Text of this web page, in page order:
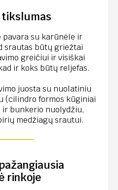
pavara su karūnėle ir
srautas būtų griežtai
greičiui ir visiškai
ir koks būtų reljefas.
juosta su nuolatiniu
(cilindro formos kūginiai
bunkerio nuolydžiu,
medžiagų srautui.
rinkoje